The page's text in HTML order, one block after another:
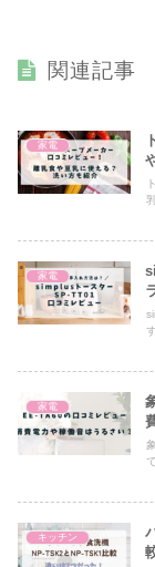
関連記事
家電
家電
家電
キッチン